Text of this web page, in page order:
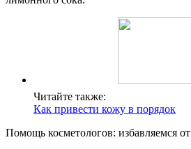
Читайте также:
Как привести кожу в порядок
Помощь косметологов: избавляемся